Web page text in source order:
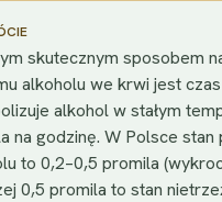
skutecznym sposobem
alkoholu we krwi jest
alkohol w stałym
na godzinę. W Polsce stan
to 0,2–0,5 promila
0,5 promila to stan